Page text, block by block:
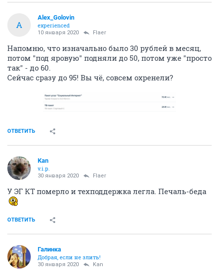
A
Alex_Golovin
experienced
10 января 2020 Flaer
Напомню, что изначально было 30 рублей в месяц,
потом "под яровую" подняли до 50, потом уже "просто
так" - до 60.
Сейчас сразу до 95! Вы чё, совсем охренели?
ОТВЕТИТЬ
Kan
v.i.p.
30 января 2020 Flaer
У ЭГ КТ померло и техподдержка легла. Печаль-беда
ОТВЕТИТЬ
Галинка
Добрая, если не злить!
30 января 2020 Kan